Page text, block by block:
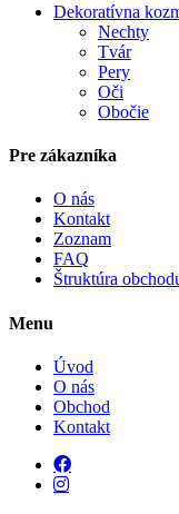
Dekoratívna
Nechty
Tvár
Pery
Oči
Obočie
Pre zákazníka
O nás
Kontakt
Zoznam
FAQ
Štruktúra
Menu
Úvod
O nás
Obchod
Kontakt